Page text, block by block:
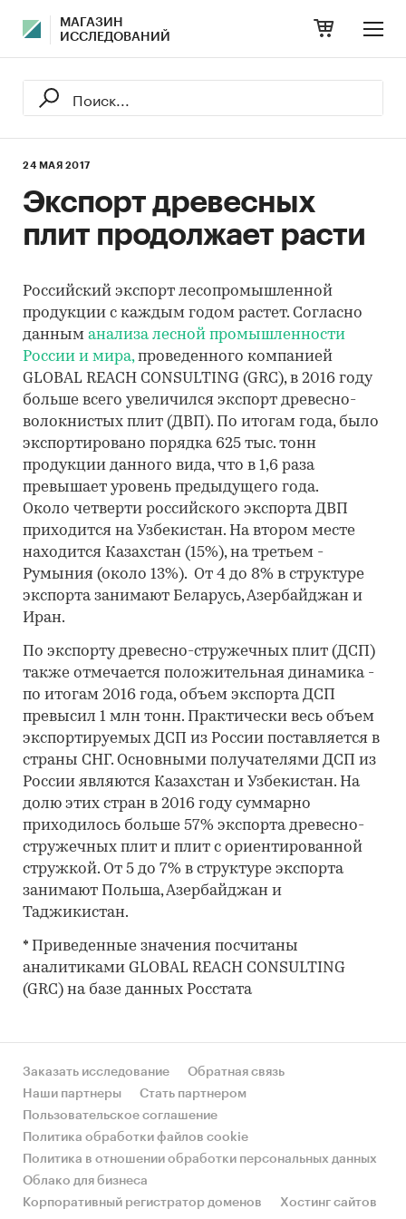
МАГАЗИН
ИССЛЕДОВАНИЙ
24 МАЯ 2017
Экспорт древесных
плит продолжает расти
Российский экспорт лесопромышленной
продукции с каждым годом растет. Согласно
данным анализа лесной промышленности
России и мира,проведенного компанией
GLOBAL REACH CONSULTING (GRC), в 2016 году
больше всего увеличился экспорт древесно-
волокнистых плит (ДВП). По итогам года, было
экспортировано порядка 625 тыс. тонн
продукции данного вида, что в 1,6 раза
превышает уровень предыдущего года.
Около четверти российского экспорта ДВП
приходится на Узбекистан. На втором месте
находится Казахстан (15%), на третьем -
Румыния (около 13%). От 4 до 8% в структуре
экспорта занимают Беларусь, Азербайджан и
Иран.
По экспорту древесно-стружечных плит (ДСП)
также отмечается положительная динамика -
по итогам 2016 года, объем экспорта ДСП
превысил 1 млн тонн. Практически весь объем
экспортируемых ДСП из России поставляется в
страны СНГ. Основными получателями ДСП из
России являются Казахстан и Узбекистан. На
долю этих стран в 2016 году суммарно
приходилось больше 57% экспорта древесно-
стружечных плит и плит с ориентированной
стружкой. От 5 до 7% в структуре экспорта
занимают Польша, Азербайджан и
Таджикистан.
* Приведенные значения посчитаны
аналитиками GLOBAL REACH CONSULTING
(GRC) на базе данных Росстата
Заказать исследование
Обратная связь
Наши партнеры
Стать партнером
Пользовательское соглашение
Политика обработки файлов cookie
Политика в отношении обработки персональных данных
Облако для бизнеса
Корпоративный регистратор доменов
Хостинг сайтов